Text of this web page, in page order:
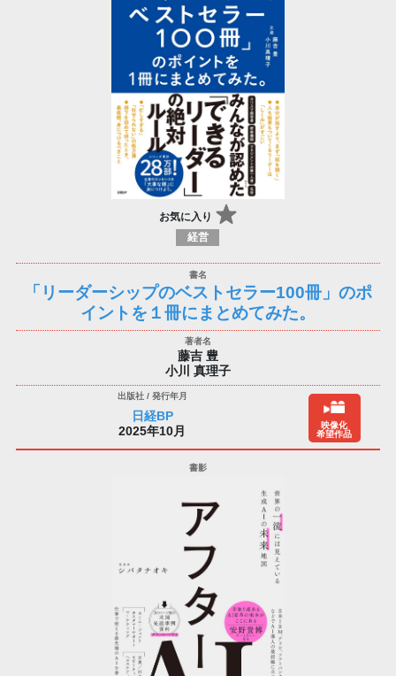
お気に入り
経営
「リーダーシップのベストセラー100冊」のポ
イントを１冊にまとめてみた。
藤吉 豊
小川 真理子
日経BP
2025年10月
映像化
希望作品